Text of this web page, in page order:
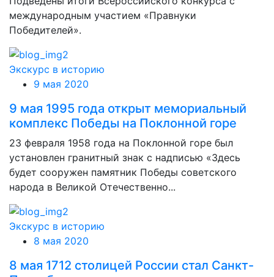
международным участием «Правнуки
Победителей».
Экскурс в историю
9 мая 2020
9 мая 1995 года открыт мемориальный
комплекс Победы на Поклонной горе
23 февраля 1958 года на Поклонной горе был
установлен гранитный знак с надписью «Здесь
будет сооружен памятник Победы советского
народа в Великой Отечественно...
Экскурс в историю
8 мая 2020
8 мая 1712 столицей России стал Санкт-